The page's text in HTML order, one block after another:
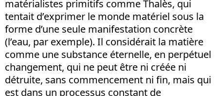
matérialistes primitifs comme Thalès, qui
tentait d’exprimer le monde matériel sous la
forme d’une seule manifestation concrète
(l’eau, par exemple). Il considérait la matière
comme une substance éternelle, en perpétuel
changement, qui ne peut être ni créée ni
détruite, sans commencement ni fin, mais qui
est dans un processus constant de